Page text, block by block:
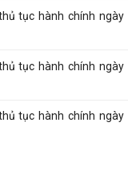
tục hành chính ngày
tục hành chính ngày
tục hành chính ngày
tục hành chính ngày